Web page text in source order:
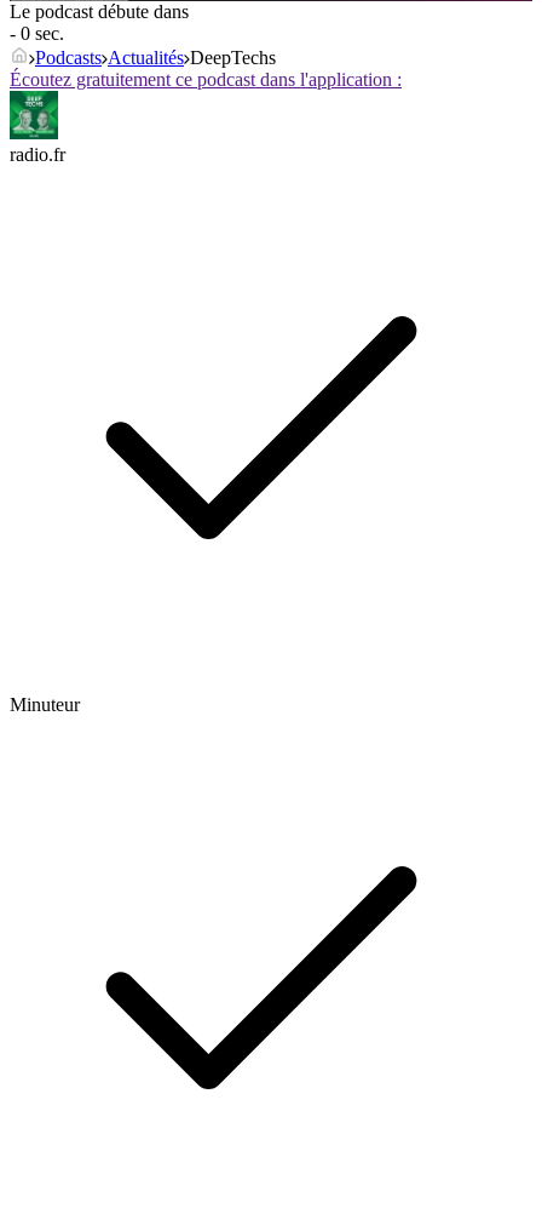
Le podcast débute dans
- 0 sec.
Podcasts Actualités DeepTechs
Écoutez gratuitement ce podcast dans l'application :
radio.fr
Minuteur